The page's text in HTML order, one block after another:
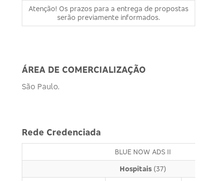
Atenção! Os prazos para a entrega de propostas
serão previamente informados.
ÁREA DE COMERCIALIZAÇÃO
São Paulo.
Rede Credenciada
BLUE NOW ADS II
Hospitais (37)